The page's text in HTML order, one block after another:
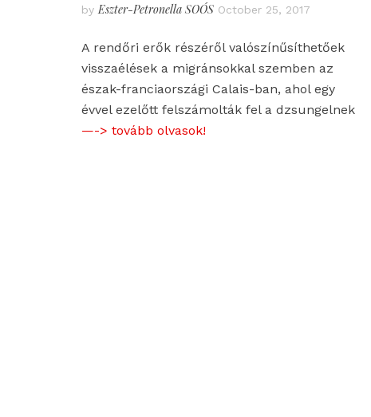
by Eszter-Petronella SOÓS October 25, 2017
A rendőri erők részéről valószínűsíthetőek
visszaélések a migránsokkal szemben az
észak-franciaországi Calais-ban, ahol egy
évvel ezelőtt felszámolták fel a dzsungelnek
—-> tovább olvasok!